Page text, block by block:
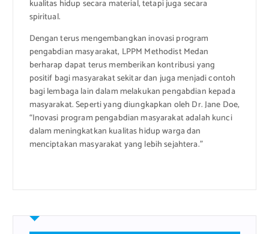
kualitas hidup secara material, tetapi juga secara
spiritual.
Dengan terus mengembangkan inovasi program
pengabdian masyarakat, LPPM Methodist Medan
berharap dapat terus memberikan kontribusi yang
positif bagi masyarakat sekitar dan juga menjadi contoh
bagi lembaga lain dalam melakukan pengabdian kepada
masyarakat. Seperti yang diungkapkan oleh Dr. Jane Doe,
“Inovasi program pengabdian masyarakat adalah kunci
dalam meningkatkan kualitas hidup warga dan
menciptakan masyarakat yang lebih sejahtera.”